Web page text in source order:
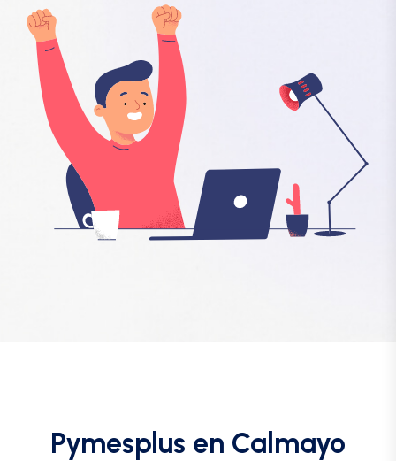
Pymesplus en Calmayo